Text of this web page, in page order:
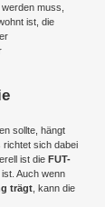
muss,
ist, die
sollte, hängt
richtet sich dabei
ist die FUT-
Auch wenn
trägt, kann die